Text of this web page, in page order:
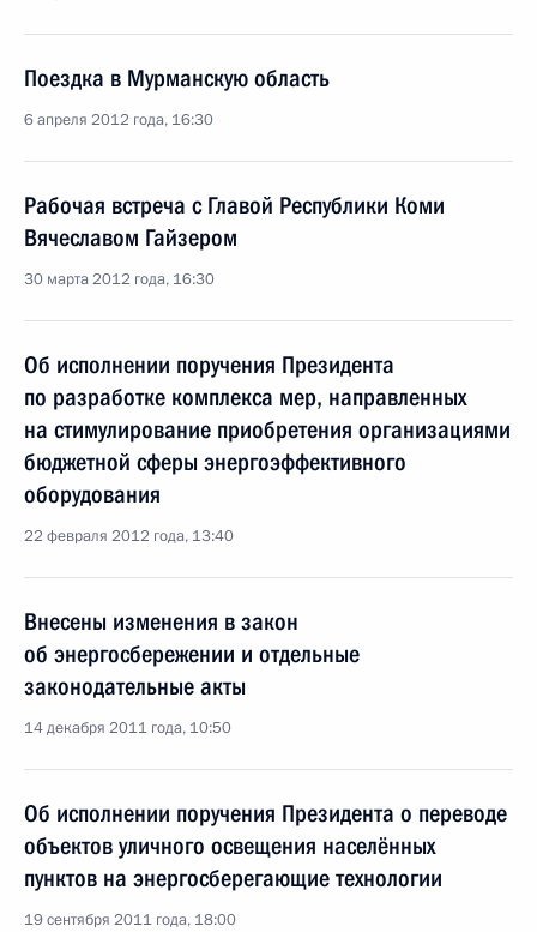
Поездка в Мурманскую область
6 апреля 2012 года, 16:30
Рабочая встреча с Главой Республики Коми
Вячеславом Гайзером
30 марта 2012 года, 16:30
Об исполнении поручения Президента
по разработке комплекса мер, направленных
на стимулирование приобретения организациями
бюджетной сферы энергоэффективного
оборудования
22 февраля 2012 года, 13:40
Внесены изменения в закон
об энергосбережении и отдельные
законодательные акты
14 декабря 2011 года, 10:50
Об исполнении поручения Президента о переводе
объектов уличного освещения населённых
пунктов на энергосберегающие технологии
19 сентября 2011 года, 18:00